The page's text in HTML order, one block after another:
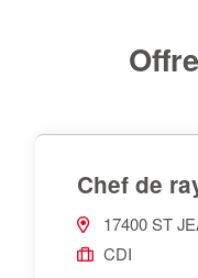
Chef de
17400 ST
CDI